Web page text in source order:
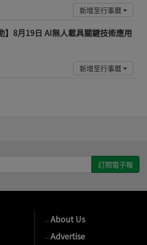
新增至行事曆
】8月19日 AI無人載具關鍵技術應用
新增至行事曆
→About Us
→Advertise